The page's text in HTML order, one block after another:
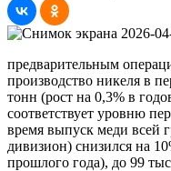
предварительным
производство никеля в
тонн (рост на 0,3% в
соответствует уровню
время выпуск меди всей
дивизион) снизился на
прошлого года), до 99